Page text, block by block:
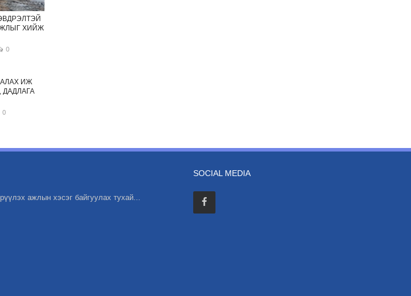
ХИЙЖ
0
ИЖ
ДАДЛАГА
0
ажлын хэсэг байгуулах тухай...
SOCIAL MEDIA